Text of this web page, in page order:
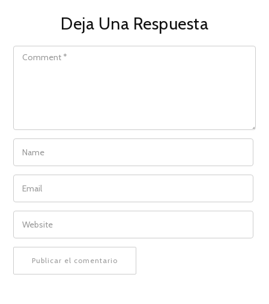
Deja Una Respuesta
COMMENT
NAME
EMAIL
WEBSITE